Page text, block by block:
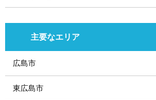
主要なエリア
広島市
東広島市